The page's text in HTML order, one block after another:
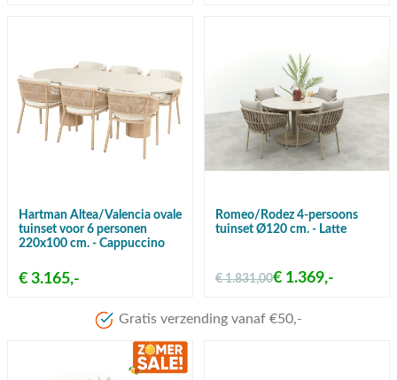
Hartman Altea/Valencia ovale
tuinset voor 6 personen
220x100 cm. - Cappuccino
€ 3.165,-
Romeo/Rodez 4-persoons
tuinset Ø120 cm. - Latte
€ 1.831,00€ 1.369,-
Meer dan 80 jaar ervaring